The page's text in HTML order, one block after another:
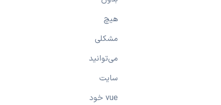
هیچ
مشکلی
‌می‌توانید
سایت
vue خود